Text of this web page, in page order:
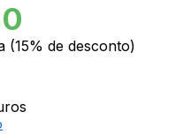
(15% de desconto)